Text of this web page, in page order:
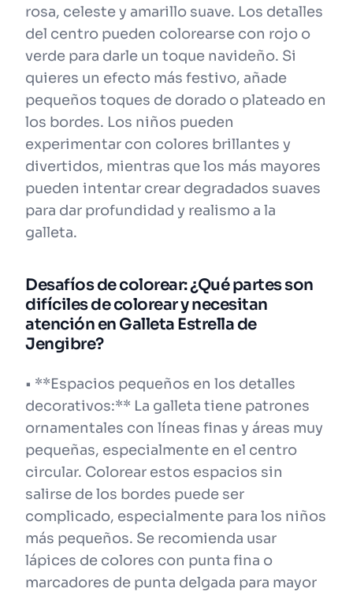
rosa, celeste y amarillo suave. Los detalles
del centro pueden colorearse con rojo o
verde para darle un toque navideño. Si
quieres un efecto más festivo, añade
pequeños toques de dorado o plateado en
los bordes. Los niños pueden
experimentar con colores brillantes y
divertidos, mientras que los más mayores
pueden intentar crear degradados suaves
para dar profundidad y realismo a la
galleta.
Desafíos de colorear: ¿Qué partes son
difíciles de colorear y necesitan
atención en Galleta Estrella de
Jengibre?
• **Espacios pequeños en los detalles
decorativos:** La galleta tiene patrones
ornamentales con líneas finas y áreas muy
pequeñas, especialmente en el centro
circular. Colorear estos espacios sin
salirse de los bordes puede ser
complicado, especialmente para los niños
más pequeños. Se recomienda usar
lápices de colores con punta fina o
marcadores de punta delgada para mayor